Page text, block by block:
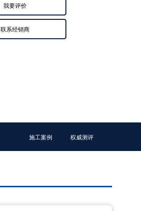
我要评价
联系经销商
施工案例 权威测评